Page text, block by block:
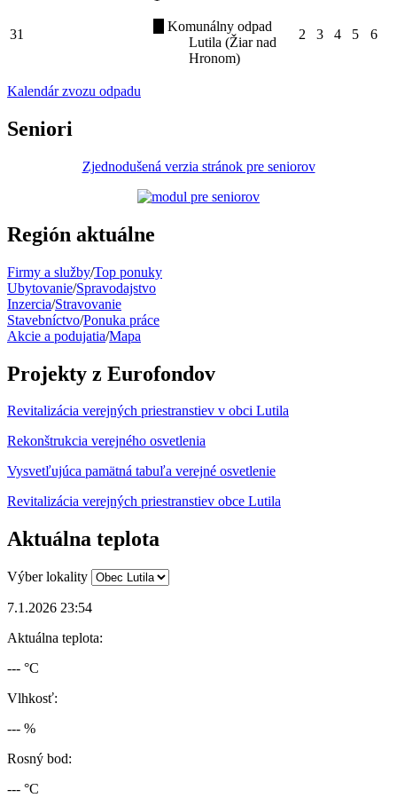
31
Komunálny odpad
Lutila (Žiar nad
Hronom)
2 3 4 5 6
Kalendár zvozu odpadu
Seniori
Zjednodušená verzia stránok pre seniorov
Región aktuálne
Firmy a služby/Top ponuky
Ubytovanie/Spravodajstvo
Inzercia/Stravovanie
Stavebníctvo/Ponuka práce
Akcie a podujatia/Mapa
Projekty z Eurofondov
Revitalizácia verejných priestranstiev v obci Lutila
Rekonštrukcia verejného osvetlenia
Vysvetľujúca pamätná tabuľa verejné osvetlenie
Revitalizácia verejných priestranstiev obce Lutila
Aktuálna teplota
Výber lokality
7.1.2026 23:54
Aktuálna teplota:
--- °C
Vlhkosť:
--- %
Rosný bod:
--- °C